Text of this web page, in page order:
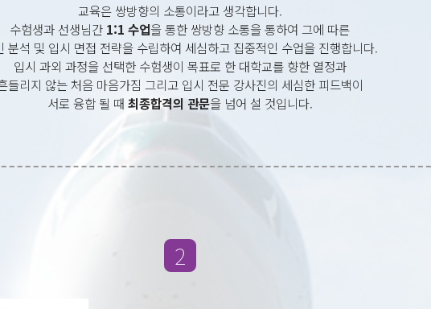
교육은 쌍방향의 소통이라고 생각합니다.
수험생과 선생님간 1:1 수업을 통한 쌍방향 소통을 통하여 그에 따른
분석 및 입시 면접 전략을 수립하여 세심하고 집중적인 수업을 진행합니다.
입시 과외 과정을 선택한 수험생이 목표로 한 대학교를 향한 열정과
들리지 않는 처음 마음가짐 그리고 입시 전문 강사진의 세심한 피드백이
서로 융합 될 때 최종합격의 관문을 넘어 설 것입니다.
2